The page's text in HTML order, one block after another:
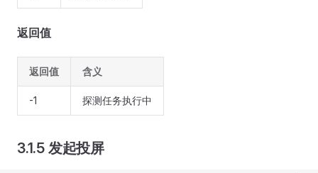
返回值
返回值 含义
-1 探测任务执行中
3.1.5 发起投屏